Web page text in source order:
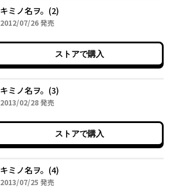
キミノ名ヲ。(2)
2012/07/262012年07月26日
発売
ストアで購入
キミノ名ヲ。(3)
2013/02/282013年02月28日
発売
ストアで購入
キミノ名ヲ。(4)
2013/07/25 2013年07月25日
発売